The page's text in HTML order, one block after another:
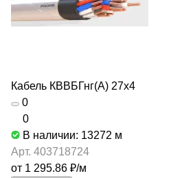
Кабель КВВБГнг(А) 27х4
0
0
В наличии: 13272 м
Арт. 403718724
от 1 295.86 ₽/м